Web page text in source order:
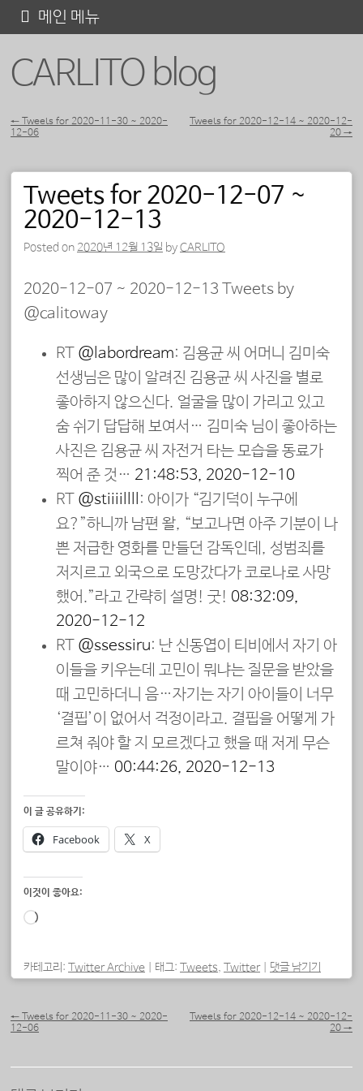
CARLITO blog
메인 메뉴
텐
포스트 내비게이션
← Tweets for 2020-11-30 ~ 2020-
12-06
Tweets for 2020-12-14 ~ 2020-12-
20 →
Tweets for 2020-12-07 ~
2020-12-13
Posted on 2020년 12월 13일 byCARLITO
2020-12-07 ~ 2020-12-13 Tweets by
@calitoway
RT @labordream: 김용균 씨 어머니 김미숙
선생님은 많이 알려진 김용균 씨 사진을 별로
좋아하지 않으신다. 얼굴을 많이 가리고 있고
숨 쉬기 답답해 보여서… 김미숙 님이 좋아하는
사진은 김용균 씨 자전거 타는 모습을 동료가
찍어 준 것… 21:48:53, 2020-12-10
RT @stiiiillll: 아이가 “김기덕이 누구에
요?”하니까 남편 왈, “보고나면 아주 기분이 나
쁜 저급한 영화를 만들던 감독인데, 성범죄를
저지르고 외국으로 도망갔다가 코로나로 사망
했어.”라고 간략히 설명! 굿! 08:32:09,
2020-12-12
RT @ssessiru: 난 신동엽이 티비에서 자기 아
이들을 키우는데 고민이 뭐냐는 질문을 받았을
때 고민하더니 음…자기는 자기 아이들이 너무
‘결핍’이 없어서 걱정이라고. 결핍을 어떻게 가
르쳐 줘야 할 지 모르겠다고 했을 때 저게 무슨
말이야… 00:44:26, 2020-12-13
이 글 공유하기:
Facebook X
이것이 좋아요:
로
중...
카테고리: Twitter Archive 태그: Tweets, Twitter 댓글 남기기
← Tweets for 2020-11-30 ~ 2020-
12-06
Tweets for 2020-12-14 ~ 2020-12-
20 →